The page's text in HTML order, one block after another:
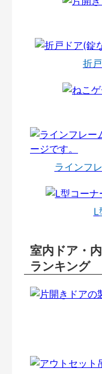
折
ラインフ
L
室内ドア・
ランキング